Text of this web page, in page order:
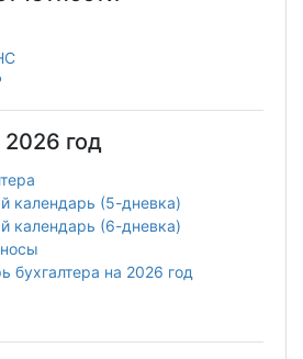
год
календарь (5-дневка)
календарь (6-дневка)
бухгалтера на 2026 год